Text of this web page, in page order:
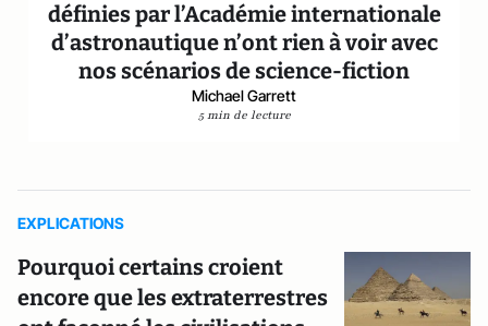
définies par l’Académie internationale
d’astronautique n’ont rien à voir avec
nos scénarios de science-fiction
Michael Garrett
5 min de lecture
EXPLICATIONS
Pourquoi certains croient
encore que les extraterrestres